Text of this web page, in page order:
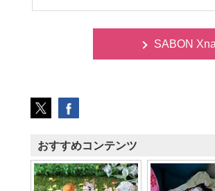
SABON
おすすめコンテンツ